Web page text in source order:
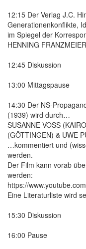
12:15 Der Verlag J.C.
Generationenkonflikte,
im Spiegel der
HENNING
12:45 Diskussion
13:00 Mittagspause
14:30 Der NS-
(1939) wird durch…
SUSANNE VOSS
(GÖTTINGEN) & UWE
…kommentiert und
werden.
Der Film kann vorab
werden:
https://
Eine Literaturliste wird
15:30 Diskussion
16:00 Pause